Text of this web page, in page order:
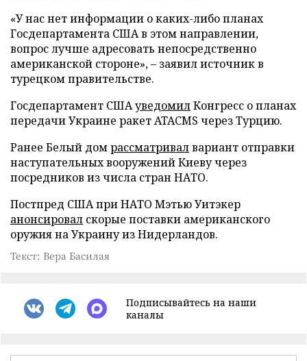
«У нас нет информации о каких-либо планах
Госдепартамента США в этом направлении,
вопрос лучше адресовать непосредственно
американской стороне», – заявил источник в
турецком правительстве.
Госдепартамент СШАуведомилКонгресс о планах
передачи Украине ракет ATACMS через Турцию.
Ранее Белый домрассматривалвариант отправки
наступательных вооружений Киеву через
посредников из числа стран НАТО.
Постпред США при НАТО Мэтью Уитэкер
анонсировал скорые поставки американского
оружия на Украину из Нидерландов.
Текст: Вера Басилая
Подписывайтесь на наши
каналы